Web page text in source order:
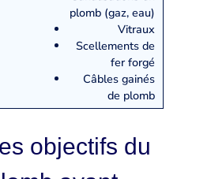
plomb (gaz, eau)
Vitraux
Scellements de
fer forgé
Câbles gainés
de plomb
objectifs du